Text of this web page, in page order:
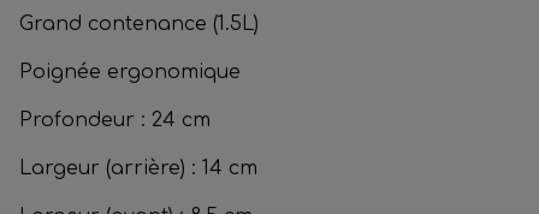
Grand contenance (1.5L)
Poignée ergonomique
Profondeur : 24 cm
Largeur (arrière) : 14 cm